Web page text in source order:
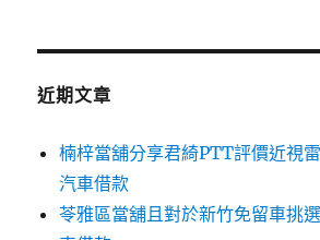
鍵
近期文章
楠梓當舖分享君綺PTT評價近視
汽車借款
苓雅區當舖且對於新竹免留車挑